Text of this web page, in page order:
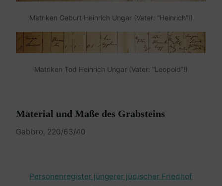
Matriken Geburt Heinrich Ungar (Vater: “Heinrich”!)
Matriken Tod Heinrich Ungar (Vater: “Leopold”!)
Material und Maße des Grabsteins
Gabbro, 220/63/40
Personenregister jüngerer jüdischer Friedhof